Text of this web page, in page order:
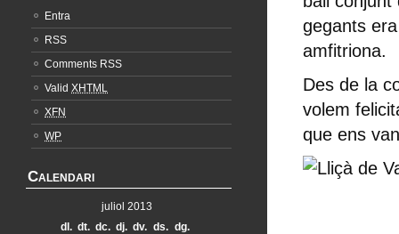
gegants
amfitriona.
Des de la
volem
que ens
Entra
RSS
Comments RSS
Valid XHTML
XFN
WP
Calendari
juliol 2013
dl. dt. dc. dj. dv. ds. dg.